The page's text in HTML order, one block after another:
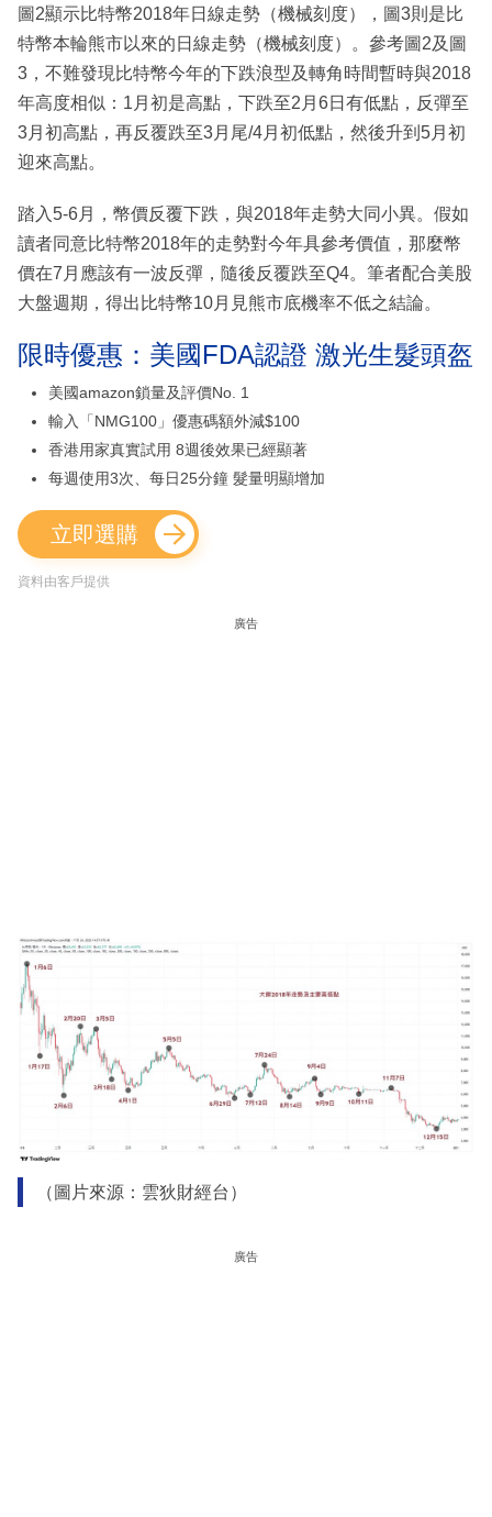
圖2顯示比特幣2018年日線走勢（機械刻度），圖3則是比
特幣本輪熊市以來的日線走勢（機械刻度）。參考圖2及圖
3，不難發現比特幣今年的下跌浪型及轉角時間暫時與2018
年高度相似：1月初是高點，下跌至2月6日有低點，反彈至
3月初高點，再反覆跌至3月尾/4月初低點，然後升到5月初
迎來高點。
踏入5-6月，幣價反覆下跌，與2018年走勢大同小異。假如
讀者同意比特幣2018年的走勢對今年具參考價值，那麼幣
價在7月應該有一波反彈，隨後反覆跌至Q4。筆者配合美股
大盤週期，得出比特幣10月見熊市底機率不低之結論。
限時優惠：美國FDA認證 激光生髮頭盔
美國amazon鎖量及評價No. 1
輸入「NMG100」優惠碼額外減$100
香港用家真實試用 8週後效果已經顯著
每週使用3次、每日25分鐘 髮量明顯增加
立即選購
資料由客戶提供
廣告
（圖片來源：雲狄財經台）
廣告